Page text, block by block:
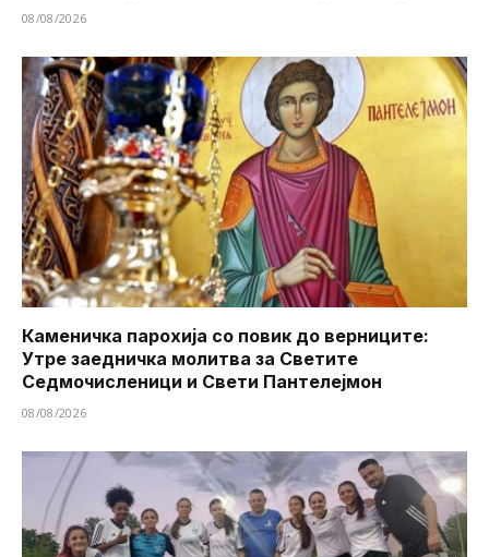
08/08/2026
Каменичка парохија со повик до верниците:
Утре заедничка молитва за Светите
Седмочисленици и Свети Пантелејмон
08/08/2026